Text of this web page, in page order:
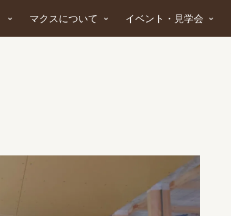
マクスについて イベント・見学会